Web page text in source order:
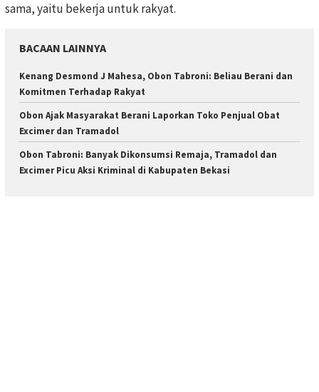
sama, yaitu bekerja untuk rakyat.
BACAAN LAINNYA
Kenang Desmond J Mahesa, Obon Tabroni: Beliau Berani dan
Komitmen Terhadap Rakyat
Obon Ajak Masyarakat Berani Laporkan Toko Penjual Obat
Excimer dan Tramadol
Obon Tabroni: Banyak Dikonsumsi Remaja, Tramadol dan
Excimer Picu Aksi Kriminal di Kabupaten Bekasi